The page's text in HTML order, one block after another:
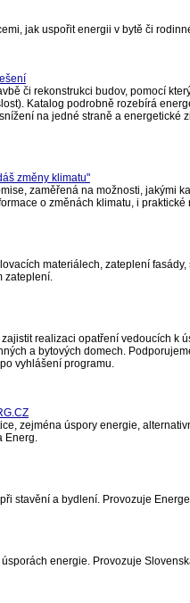
jak uspořit energii v bytě či
či rekonstrukci budov, pomocí
Katalog podrobně rozebírá
na jedné straně a energetické
změny klimatu"
zaměřená na možnosti, jakými
o změnách klimatu, i
materiálech, zateplení
zateplení.
realizaci opatření vedoucích k
a bytových domech.
vyhlášení programu.
zejména úspory energie,
Energ.
stavění a bydlení. Provozuje
energie. Provozuje